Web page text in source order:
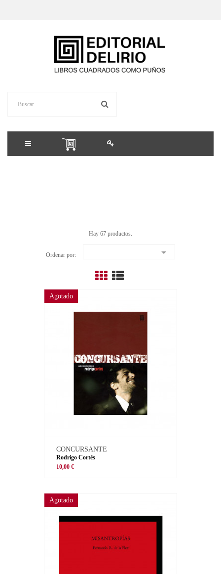
Hay 67 productos.
Ordenar por: 
Agotado
CONCURSANTE
Rodrigo Cortés
10,00 €
Agotado